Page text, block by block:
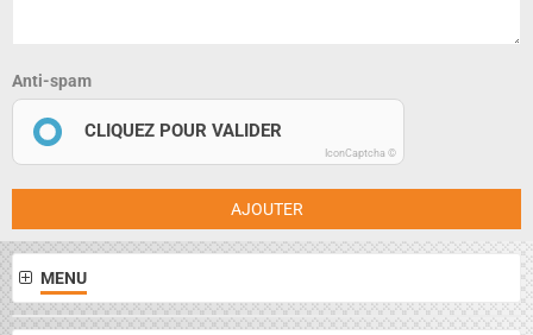
Anti-spam
CLIQUEZ POUR VALIDER
IconCaptcha ©
AJOUTER
MENU